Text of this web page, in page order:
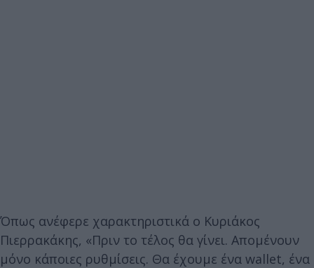
Όπως ανέφερε χαρακτηριστικά ο Κυριάκος
Πιερρακάκης, «Πριν το τέλος θα γίνει. Απομένουν
μόνο κάποιες ρυθμίσεις. Θα έχουμε ένα wallet, ένα